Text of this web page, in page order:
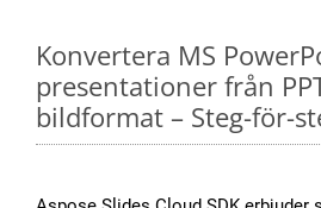
Konvertera MS
presentationer från
bildformat – Steg-för-